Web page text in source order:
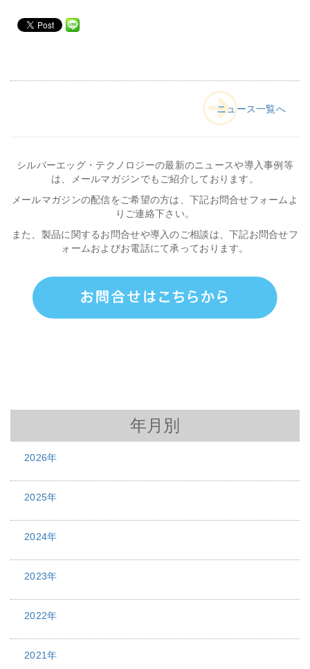
ニュース一覧へ
シルバーエッグ・テクノロジーの最新のニュースや導入事例等
は、メールマガジンでもご紹介しております。
メールマガジンの配信をご希望の方は、下記お問合せフォームよ
りご連絡下さい。
また、製品に関するお問合せや導入のご相談は、下記お問合せフ
ォームおよびお電話にて承っております。
年月別
2026年
2025年
2024年
2023年
2022年
2021年